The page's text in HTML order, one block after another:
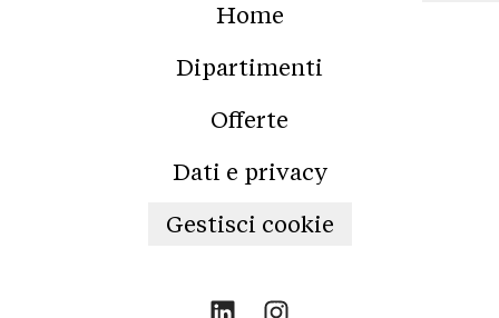
Home
Dipartimenti
Offerte
Dati e privacy
Gestisci cookie